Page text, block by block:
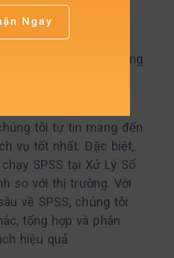
rẻ và chất lượng
gặp nhiều vấn đề
cứu, thì hãy tin tưởng
chúng tôi.
hoạt động trong lĩnh
tôi tự tin mang đến
vụ tốt nhất. Đặc biệt,
SPSS tại Xử Lý Số
so với thị trường. Với
về SPSS, chúng tôi
tổng hợp và phân
hiệu quả
Ngay